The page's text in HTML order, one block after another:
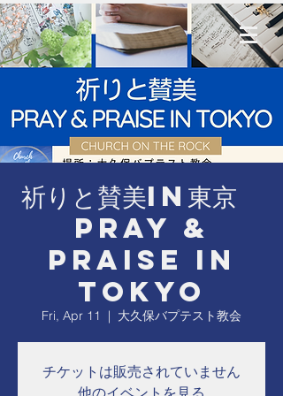
祈りと賛美in東京
Pray &
Praise in
Tokyo
Fri, Apr 11
  |
大久保バプテスト教会
チケットは販売されていません